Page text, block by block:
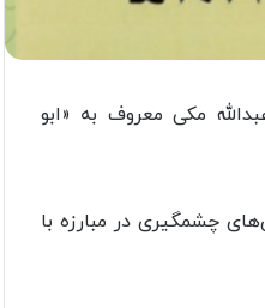
مکی معروف به «ابو
چشمگیری در مبارزه با